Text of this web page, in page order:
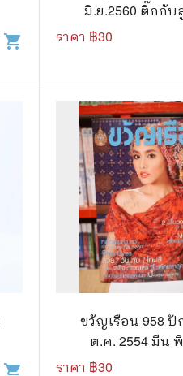
shopping_cart
มิ.ย.2560 ติ๊กกับ
ราคา ฿30
shopping_cart
ขวัญเรือน 958
ต.ค. 2554 มีน
ราคา ฿30
🍳 การ์ตูนทำอาหาร
⚔️ ต่อสู้ แอ๊คชั่น
⚽ การ์ตูนกีฬา
😀 ตลก
🔮 แฟนตาซี
🧗‍♂️ ผจญภัย ท่องเที่ยว
👽 ไซไฟ
☠️ การ์ตูนผีไทย
👩 สนพ.ยอดธิดา
☘️ สนพ.รักพิมพ์ Luckpim